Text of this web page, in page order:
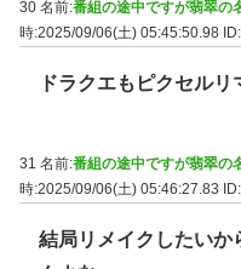
30 名前:番組の途中ですが翡翠の
時:2025/09/06(土) 05:45:50.98
ドラクエもピクセル
31 名前:番組の途中ですが翡翠の
時:2025/09/06(土) 05:46:27.83
結局リメイクしたいか